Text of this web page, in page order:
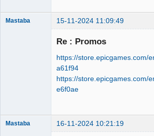
Mastaba 15-11-2024 11:09:49
OPTIJANCOMATIQUE
Re : Promos
https://store.epicgames.com/
a61f94
https://store.epicgames.com/
e6f0ae
Mastaba 16-11-2024 10:21:19